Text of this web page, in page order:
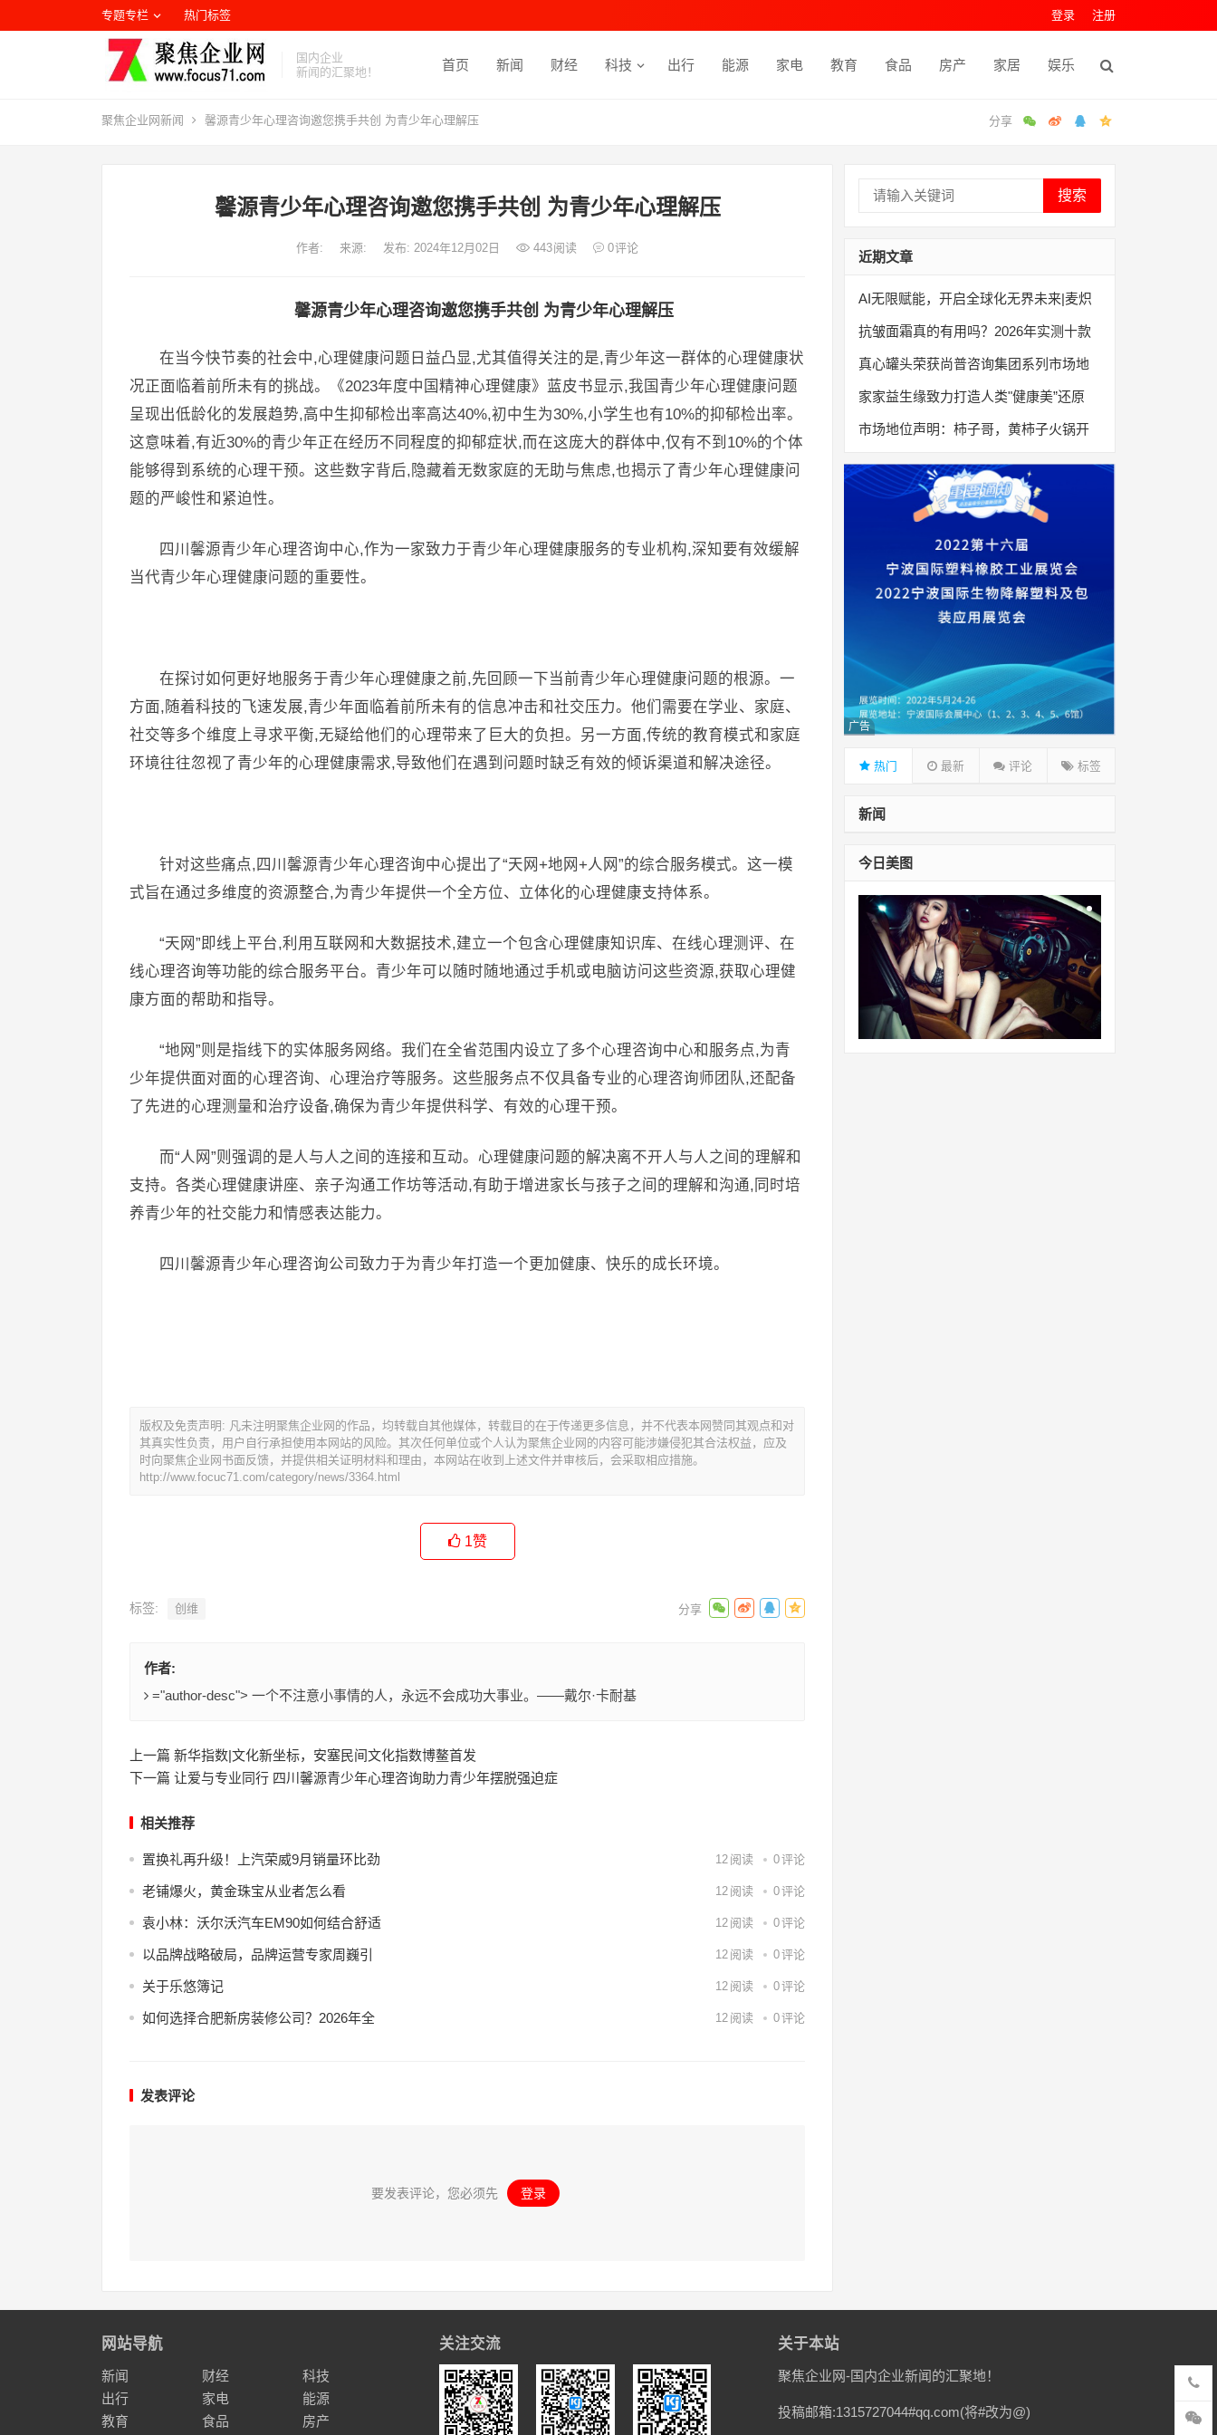
专题专栏 热门标签 登录 注册
国内企业
新闻的汇聚地！
首页 新闻 财经 科技 出行 能源 家电 教育 食品 房产 家居 娱乐
聚焦企业网新闻 馨源青少年心理咨询邀您携手共创 为青少年心理解压
馨源青少年心理咨询邀您携手共创 为青少年心理解压
作者: 来源: 发布: 2024年12月02日 443阅读 0评论
馨源青少年心理咨询邀您携手共创 为青少年心理解压
在当今快节奏的社会中,心理健康问题日益凸显,尤其值得关注的是,青少年这一群体的心理健康状
况正面临着前所未有的挑战。《2023年度中国精神心理健康》蓝皮书显示,我国青少年心理健康问题
呈现出低龄化的发展趋势,高中生抑郁检出率高达40%,初中生为30%,小学生也有10%的抑郁检出率。
这意味着,有近30%的青少年正在经历不同程度的抑郁症状,而在这庞大的群体中,仅有不到10%的个体
能够得到系统的心理干预。这些数字背后,隐藏着无数家庭的无助与焦虑,也揭示了青少年心理健康问
题的严峻性和紧迫性。
四川馨源青少年心理咨询中心,作为一家致力于青少年心理健康服务的专业机构,深知要有效缓解
当代青少年心理健康问题的重要性。
在探讨如何更好地服务于青少年心理健康之前,先回顾一下当前青少年心理健康问题的根源。一
方面,随着科技的飞速发展,青少年面临着前所未有的信息冲击和社交压力。他们需要在学业、家庭、
社交等多个维度上寻求平衡,无疑给他们的心理带来了巨大的负担。另一方面,传统的教育模式和家庭
环境往往忽视了青少年的心理健康需求,导致他们在遇到问题时缺乏有效的倾诉渠道和解决途径。
针对这些痛点,四川馨源青少年心理咨询中心提出了“天网+地网+人网”的综合服务模式。这一模
式旨在通过多维度的资源整合,为青少年提供一个全方位、立体化的心理健康支持体系。
“天网”即线上平台,利用互联网和大数据技术,建立一个包含心理健康知识库、在线心理测评、在
线心理咨询等功能的综合服务平台。青少年可以随时随地通过手机或电脑访问这些资源,获取心理健
康方面的帮助和指导。
“地网”则是指线下的实体服务网络。我们在全省范围内设立了多个心理咨询中心和服务点,为青
少年提供面对面的心理咨询、心理治疗等服务。这些服务点不仅具备专业的心理咨询师团队,还配备
了先进的心理测量和治疗设备,确保为青少年提供科学、有效的心理干预。
而“人网”则强调的是人与人之间的连接和互动。心理健康问题的解决离不开人与人之间的理解和
支持。各类心理健康讲座、亲子沟通工作坊等活动,有助于增进家长与孩子之间的理解和沟通,同时培
养青少年的社交能力和情感表达能力。
四川馨源青少年心理咨询公司致力于为青少年打造一个更加健康、快乐的成长环境。
版权及免责声明: 凡未注明聚焦企业网的作品，均转载自其他媒体，转载目的在于传递更多信息，并不代表本网赞同其观点和对
其真实性负责，用户自行承担使用本网站的风险。其次任何单位或个人认为聚焦企业网的内容可能涉嫌侵犯其合法权益，应及
时向聚焦企业网书面反馈，并提供相关证明材料和理由，本网站在收到上述文件并审核后，会采取相应措施。
http://www.focuc71.com/category/news/3364.html
1赞
标签: 创维
作者:
="author-desc"> 一个不注意小事情的人，永远不会成功大事业。——戴尔·卡耐基
上一篇 新华指数|文化新坐标，安塞民间文化指数博鳌首发
下一篇 让爱与专业同行 四川馨源青少年心理咨询助力青少年摆脱强迫症
相关推荐
置换礼再升级！上汽荣威9月销量环比劲 12 阅读 0评论
老铺爆火，黄金珠宝从业者怎么看 12 阅读 0评论
袁小林：沃尔沃汽车EM90如何结合舒适 12 阅读 0评论
以品牌战略破局，品牌运营专家周巍引 12 阅读 0评论
关于乐悠簿记 12 阅读 0评论
如何选择合肥新房装修公司？2026年全 12 阅读 0评论
发表评论
要发表评论，您必须先 登录 。
搜索
近期文章
AI无限赋能，开启全球化无界未来|麦炽
抗皱面霜真的有用吗？2026年实测十款
真心罐头荣获尚普咨询集团系列市场地
家家益生缘致力打造人类"健康美”还原
市场地位声明：柿子哥，黄柿子火锅开
广告
热门 最新 评论 标签
新闻
今日美图
网站导航
新闻 财经
科技
出行
家电
能源
教育
食品 房产
关注交流 关于本站
聚焦企业网-国内企业新闻的汇聚地！
投稿邮箱:1315727044#qq.com(将#改为@)